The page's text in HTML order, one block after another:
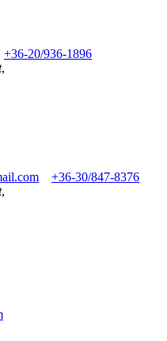
+36-20/936-1896
,
+36-30/847-8376
,